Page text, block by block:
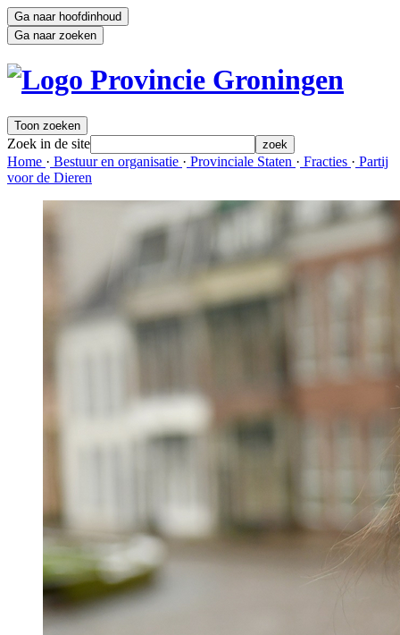
Ga naar hoofdinhoud
Ga naar zoeken
Toon zoeken
Zoek in de site zoek
Home · Bestuur en organisatie · Provinciale Staten · Fracties · Partij
voor de Dieren